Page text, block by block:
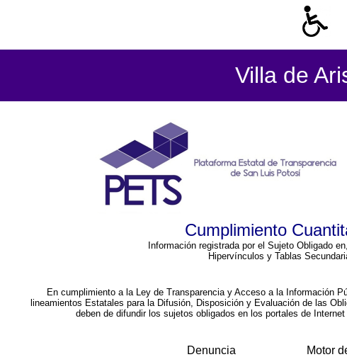
Villa de
Cumplimiento
Información registrada por el Sujeto Obligado
Hipervínculos y Tablas
En cumplimiento a la Ley de Transparencia y Acceso a la Información
lineamientos Estatales para la Difusión, Disposición y Evaluación de las
deben de difundir los sujetos obligados en los portales de
Denuncia Motor